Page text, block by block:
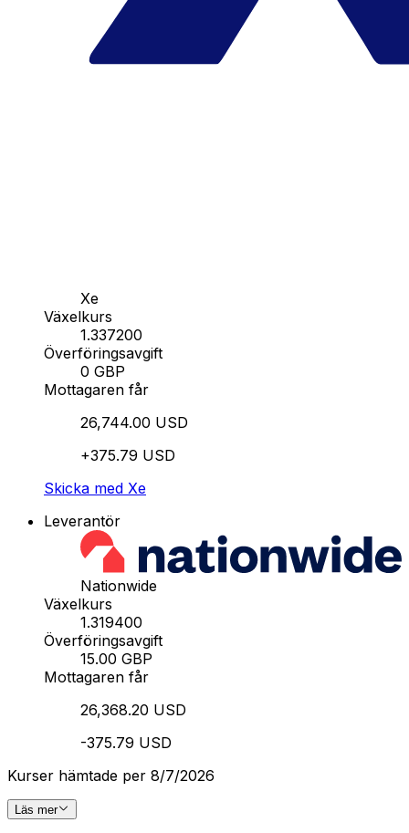
Xe
Växelkurs
1.337200
Överföringsavgift
0 GBP
Mottagaren får
26,744.00 USD
+375.79 USD
Skicka med Xe
Leverantör
Nationwide
Växelkurs
1.319400
Överföringsavgift
15.00 GBP
Mottagaren får
26,368.20 USD
-375.79 USD
Kurser hämtade per 8/7/2026
Läs mer